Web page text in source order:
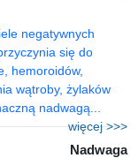
negatywnych
się do
hemoroidów,
wątroby, żylaków
nadwagą...
więcej >>>
Nadwaga